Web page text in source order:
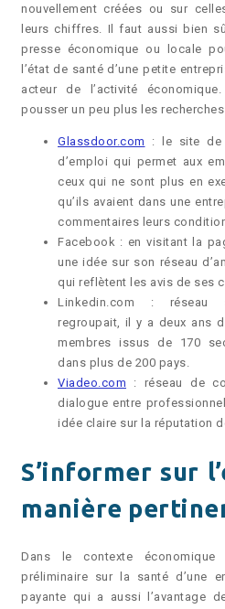
nouvellement créées ou sur
leurs chiffres. Il faut aussi bien
presse économique ou locale
l’état de santé d’une petite
acteur de l’activité
pousser un peu plus les
Glassdoor.com : le site de
d’emploi qui permet aux
ceux qui ne sont plus en
qu’ils avaient dans une
commentaires leurs
Facebook : en visitant la
une idée sur son réseau
qui reflètent les avis de ses
Linkedin.com : réseau
regroupait, il y a deux ans
membres issus de 170
dans plus de 200 pays.
Viadeo.com : réseau de
dialogue entre
idée claire sur la réputation
S’informer sur
manière
Dans le contexte
préliminaire sur la santé d’une
payante qui a aussi l’avantage